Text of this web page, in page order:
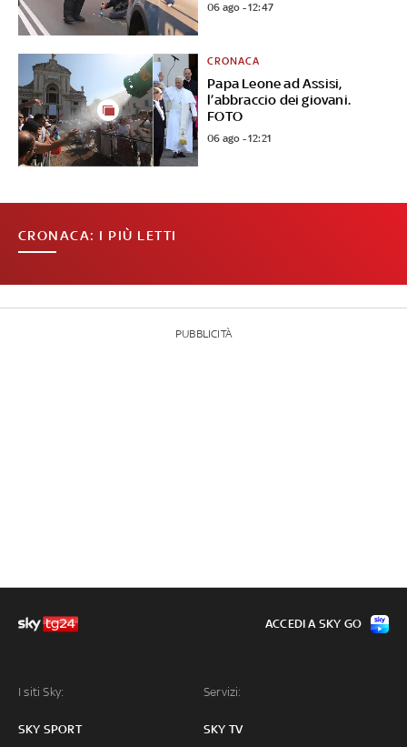
06 ago - 12:47
Papa Leone ad Assisi,
l’abbraccio dei giovani.
FOTO
CRONACA
06 ago - 12:21
CRONACA: I PIÙ LETTI
PUBBLICITÀ
I siti Sky:
SKY SPORT
Servizi:
SKY TV
ACCEDI A SKY GO